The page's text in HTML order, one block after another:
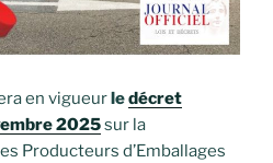
en vigueur ledécret
2025sur la
Producteurs d’Emballages